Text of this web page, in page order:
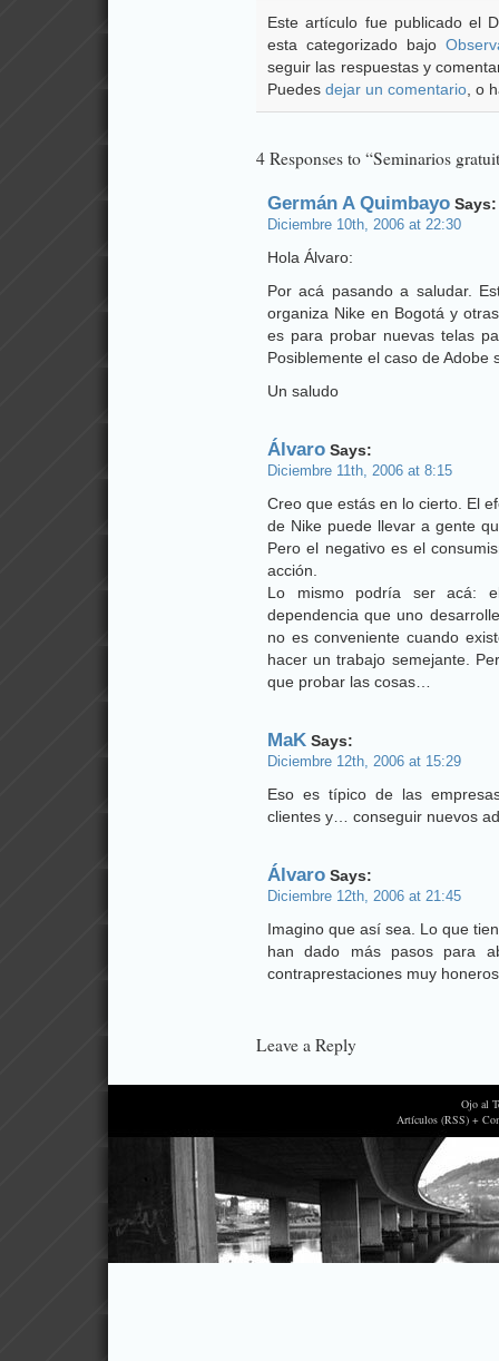
Este artículo fue publicado el
esta categorizado bajo
seguir las respuestas y
Puedes dejar un comentario , o
4 Responses to “Seminarios
Germán A Quimbayo Says:
Diciembre 10th, 2006 at 22:30
Hola Álvaro:
Por acá pasando a saludar.
organiza Nike en Bogotá y
es para probar nuevas telas
Posiblemente el caso de
Un saludo
Álvaro Says:
Diciembre 11th, 2006 at 8:15
Creo que estás en lo cierto. El
de Nike puede llevar a gente
Pero el negativo es el
acción.
Lo mismo podría ser acá:
dependencia que uno
no es conveniente cuando
hacer un trabajo semejante.
que probar las cosas…
MaK Says:
Diciembre 12th, 2006 at 15:29
Eso es típico de las
clientes y… conseguir nuevos
Álvaro Says:
Diciembre 12th, 2006 at 21:45
Imagino que así sea. Lo que
han dado más pasos para
contraprestaciones muy
Leave a Reply
Ojo al
Artículos (RSS) +